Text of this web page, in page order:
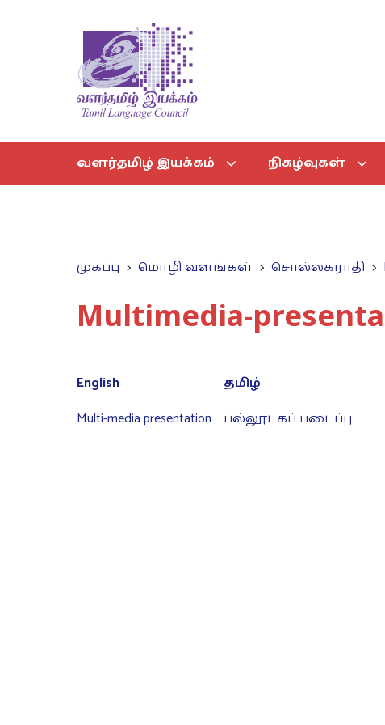
வளர்தமிழ் இயக்கம் நிகழ்வுகள்
முகப்பு மொழி வளங்கள் சொல்லகராதி
Multimedia-
English
தமிழ்
Multi-media presentation
பல்லூடகப் படைப்பு